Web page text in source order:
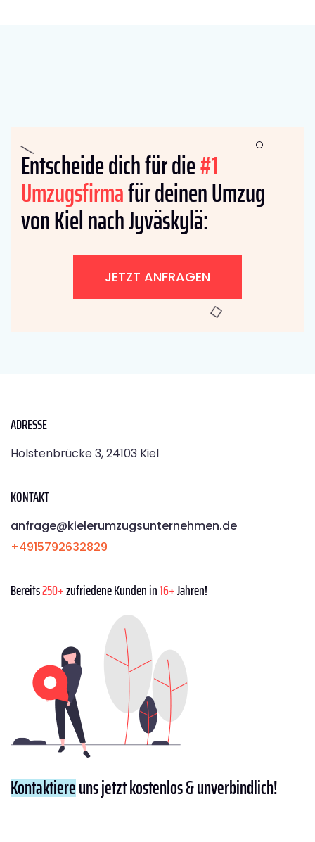
Entscheide dich für die#1
Umzugsfirmafür deinen Umzug
von Kiel nach Jyväskylä:
JETZT ANFRAGEN
ADRESSE
Holstenbrücke 3, 24103 Kiel
KONTAKT
anfrage@kielerumzugsunternehmen.de
+4915792632829
Bereits250+zufriedene Kunden in16+Jahren!
Kontaktiereuns jetzt kostenlos & unverbindlich!